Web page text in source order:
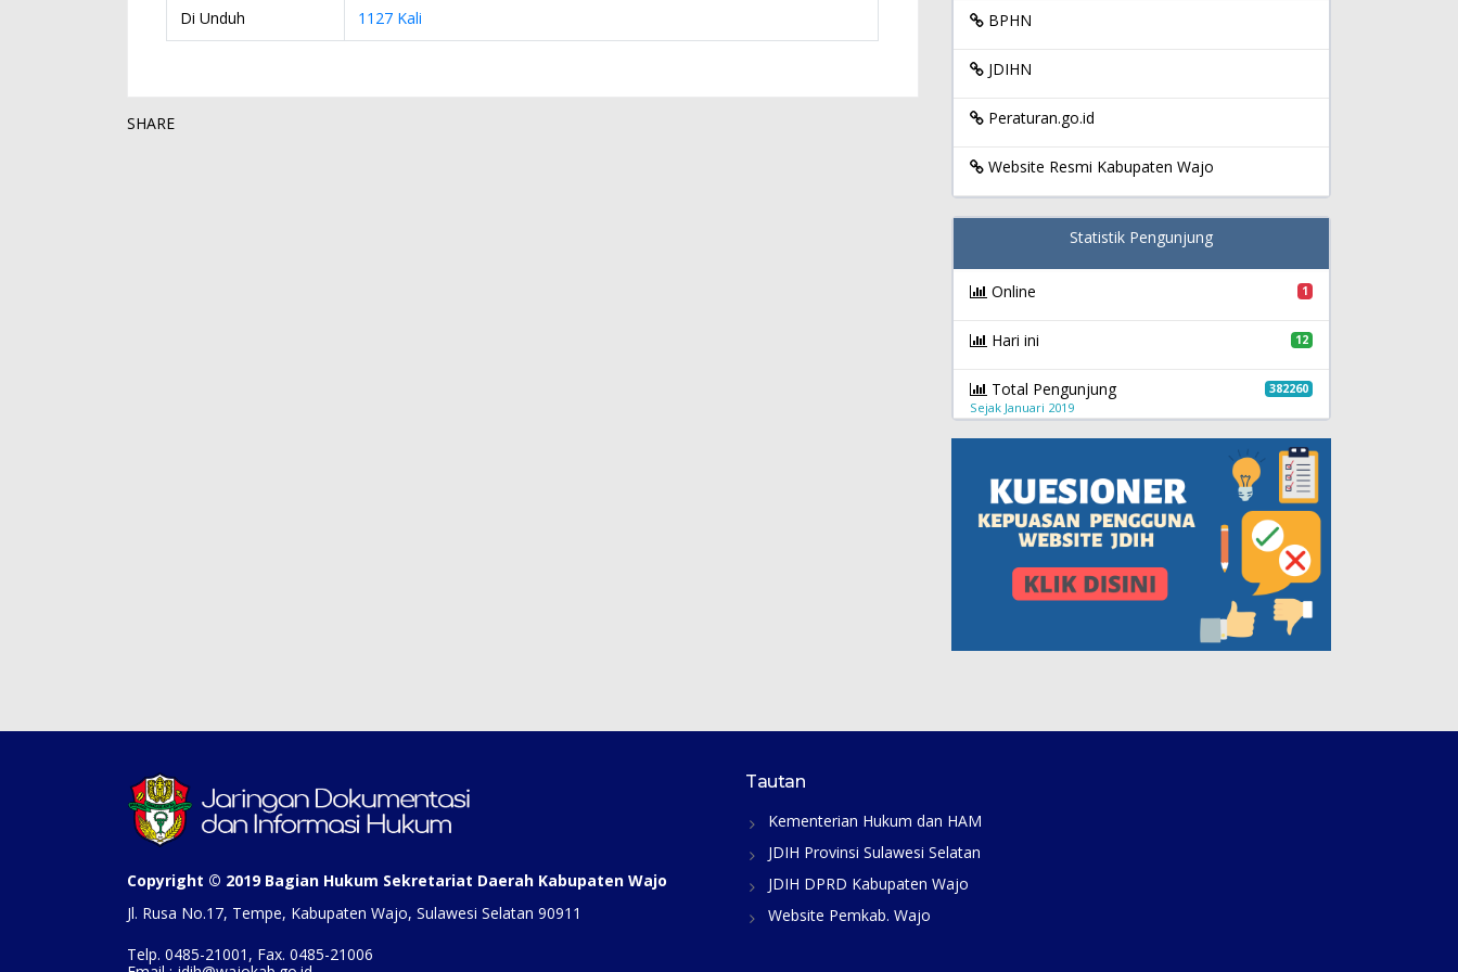
Di Unduh 1127 Kali
SHARE
BPHN
JDIHN
Peraturan.go.id
Website Resmi Kabupaten Wajo
Statistik Pengunjung
Online 1
Hari ini 12
Total Pengunjung 382260
Sejak Januari 2019
Copyright © 2019 Bagian Hukum Sekretariat Daerah Kabupaten Wajo
Jl. Rusa No.17, Tempe, Kabupaten Wajo, Sulawesi Selatan 90911
Telp. 0485-21001, Fax. 0485-21006
Tautan
Kementerian Hukum dan HAM
JDIH Provinsi Sulawesi Selatan
JDIH DPRD Kabupaten Wajo
Website Pemkab. Wajo